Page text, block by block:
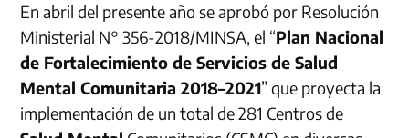
En abril del presente año se aprobó por Resolución
Ministerial N° 356-2018/MINSA, el “Plan Nacional
de Fortalecimiento de Servicios de Salud
Mental Comunitaria 2018–2021” que proyecta la
implementación de un total de 281 Centros de